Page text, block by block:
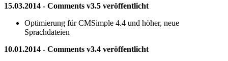
15.03.2014 - Comments v3.5 veröffentlicht
Optimierung für CMSimple 4.4 und höher, neue
Sprachdateien
10.01.2014 - Comments v3.4 veröffentlicht